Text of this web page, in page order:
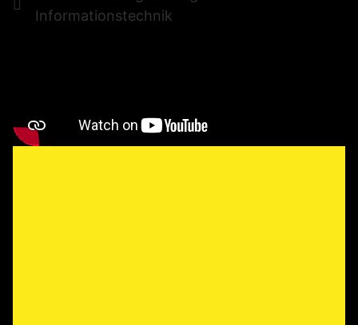
Informationstechnik